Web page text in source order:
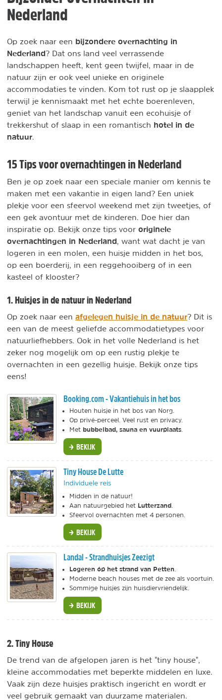
Nederland
Op zoek naar een bijzondere overnachting in
Nederland? Dat ons land veel verrassende
landschappen heeft, kent geen twijfel, maar in de
natuur zijn er ook veel unieke en originele
accommodaties te vinden. Kom tot rust op je slaapplek
terwijl je kennismaakt met het echte boerenleven,
geniet van het landschap vanuit een ecohuisje of
trekkershut of slaap in een romantisch hotel in de
natuur
15 Tips voor overnachtingen in Nederland
Ben je op zoek naar een speciale manier om kennis te
maken met een vakantie in eigen land? Een uniek
plekje voor een sfeervol weekend met zijn tweetjes, of
een gek avontuur met de kinderen. Doe hier dan
inspiratie op. Bekijk onze tips voor originele
overnachtingen in Nederland , want wat dacht je van
logeren in een molen, een huisje midden in het bos,
op een boerderij, in een reggehooiberg of in een
kasteel of klooster?
1. Huisjes in de natuur in Nederland
Op zoek naar een afgelegen huisje in de natuur? Dit is
een van de meest geliefde accommodatietypes voor
natuurliefhebbers. Ook in het volle Nederland is het
zeker nog mogelijk om op een rustig plekje te
overnachten in een gezellig huisje. Bekijk onze tips
eens!
Booking.com - Vakantiehuis in het bos
Houten huisje in het bos van Norg.
Op privé-perceel. Veel rust en privacy.
Met bubbelbad, sauna en vuurplaats
BEKIJK
Tiny House De Lutte
Individuele reis
Midden in de natuur!
Aan natuurgebied het Lutterzand
Sfeervol overnachten met 4 personen.
BEKIJK
Landal - Strandhuisjes Zeezigt
Logeren óp het strand van Petten
Moderne beach houses met de zee als voortuin.
Sommige huisjes zijn huisdiervriendelijk.
BEKIJK
2. Tiny House
De trend van de afgelopen jaren is het "tiny house",
kleine accommodaties met beperkte middelen en luxe.
Vaak zijn deze huisjes praktisch ingericht en wordt er
veel gebruik gemaakt van duurzame materialen.